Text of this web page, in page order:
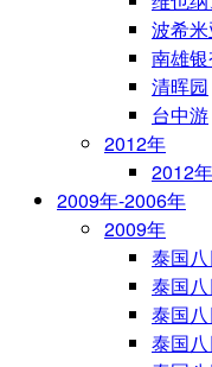
波希
南雄
清晖园
台中游
2012年
2012
2009年-2006年
2009年
泰国
泰国
泰国
泰国